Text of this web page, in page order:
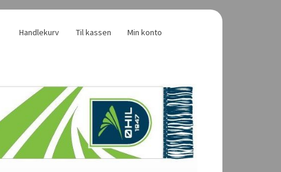
Handlekurv Til kassen Min konto